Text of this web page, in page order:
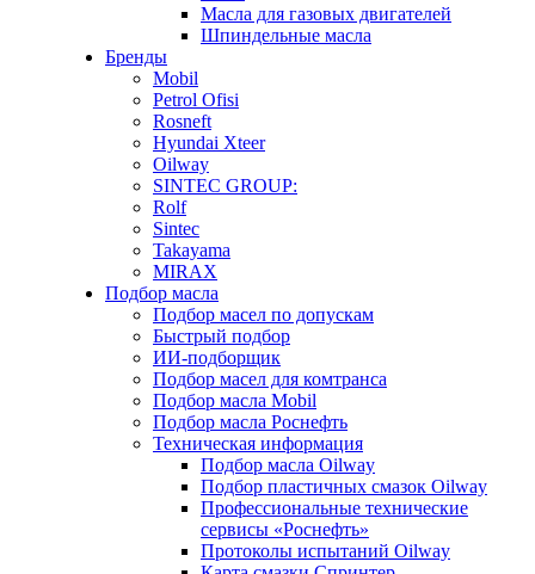
Масла для газовых двигателей
Шпиндельные масла
Бренды
Mobil
Petrol Ofisi
Rosneft
Hyundai Xteer
Oilway
SINTEC GROUP:
Rolf
Sintec
Takayama
MIRAX
Подбор масла
Подбор масел по допускам
Быстрый подбор
ИИ-подборщик
Подбор масел для комтранса
Подбор масла Mobil
Подбор масла Роснефть
Техническая информация
Подбор масла Oilway
Подбор пластичных смазок Oilway
Профессиональные технические
сервисы «Роснефть»
Протоколы испытаний Oilway